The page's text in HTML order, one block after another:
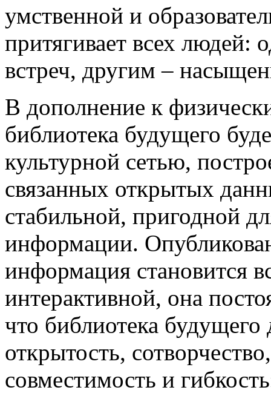
умственной и
притягивает всех
встреч, другим –
В дополнение к
библиотека будущего
культурной сетью,
связанных открытых
стабильной, пригодной
информации.
информация становится
интерактивной, она
что библиотека
открытость,
совместимость и